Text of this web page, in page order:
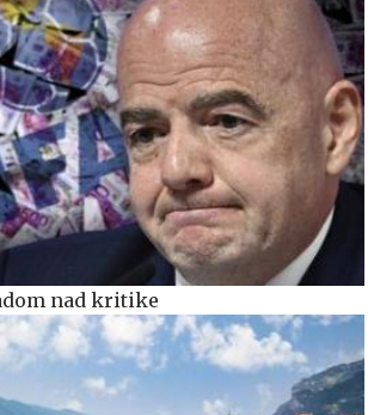
nad kritike